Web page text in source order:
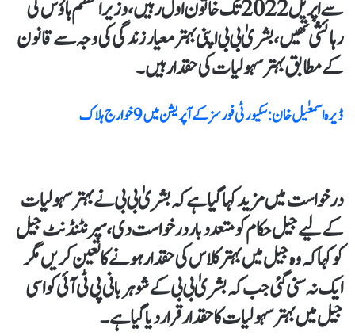
سےاپریل 2022 تک خاتون اول رہیں،وزیراعظم ہاؤس کی
رہائشی تھیں، بشریٰ بی بی اپنی بہتر معیار زندگی کی وجہ سےقانون
کےمطابق بہترسہولیات کی حقدارہیں۔
ڈیرہ اسمعٰیل خان : سکیورٹی فورسز کے آپریشن میں 9 خوارج ہلاک
درخواست میں مزید کہا گیا ہے کہ بشریٰ بی بی نےبہتر سہولیات
کے لیے جیل حکام کو متعدد بار درخواست دی، سپرنٹنڈنٹ جیل
کو کہا کہ وہ جیل میں بہتر کلاس کی حقدار ہونےکا تعین کریں مگر
ایک نہ سنی گئی جب کہ بشریٰ بی بی کے شوہر بانی پی ٹی آئی کو اسی
جیل میں بہتر سہولیات کا حقدارقرار دیا گیا ہے۔